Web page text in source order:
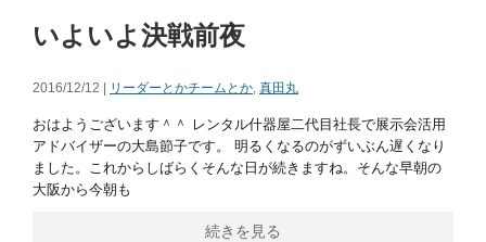
いよいよ決戦前夜
2016/12/12 | リーダーとかチームとか, 真田丸
おはようございます＾＾ レンタル什器屋二代目社長で展示会活用
アドバイザーの大島節子です。 明るくなるのがずいぶん遅くなり
ました。これからしばらくそんな日が続きますね。そんな早朝の
大阪から今朝も
続きを見る